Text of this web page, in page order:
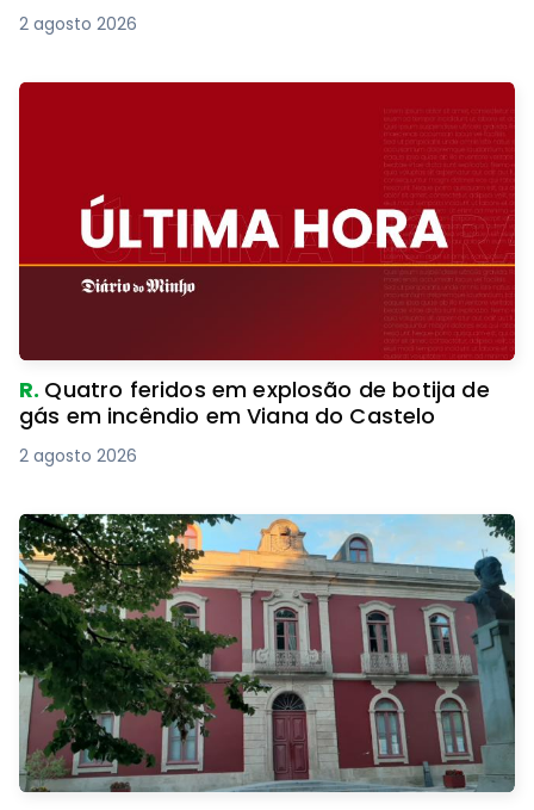
2 agosto 2026
R. Quatro feridos em explosão de botija de
gás em incêndio em Viana do Castelo
2 agosto 2026